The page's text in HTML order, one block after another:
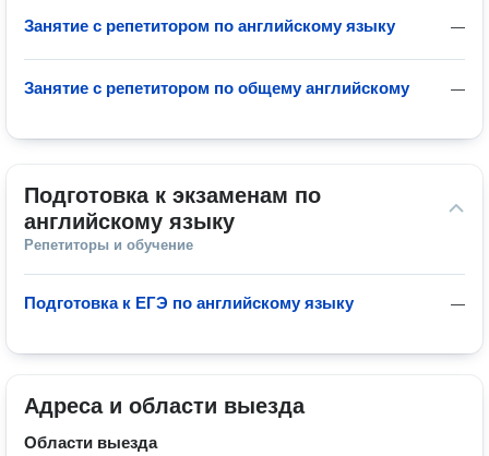
—
Занятие с репетитором по английскому языку
—
Занятие с репетитором по общему английскому
Подготовка к экзаменам по
английскому языку
Репетиторы и обучение
—
Подготовка к ЕГЭ по английскому языку
Адреса и области выезда
Области выезда